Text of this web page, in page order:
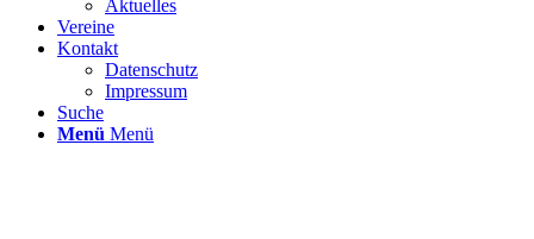
Aktuelles
Vereine
Kontakt
Datenschutz
Impressum
Suche
Menü Menü